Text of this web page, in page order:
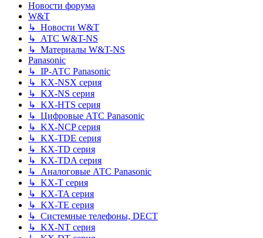
Новости форума
W&T
↳ Новости W&T
↳ АТС W&T-NS
↳ Материалы W&T-NS
Panasonic
↳ IP-АТС Panasonic
↳ KX-NSX серия
↳ KX-NS серия
↳ KX-HTS серия
↳ Цифровые АТС Panasonic
↳ KX-NCP серия
↳ KX-TDE серия
↳ KX-TD серия
↳ KX-TDA серия
↳ Аналоговые АТС Panasonic
↳ KX-T серия
↳ KX-TA серия
↳ KX-TE серия
↳ Системные телефоны, DECT
↳ KX-NT серия